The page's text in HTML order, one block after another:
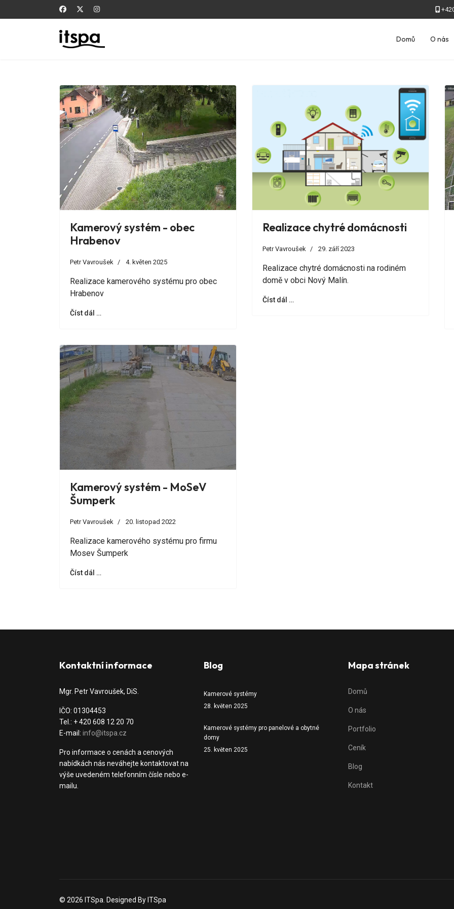
Domů O nás
Kamerový systém - obec
Hrabenov
Petr Vavroušek 4. květen 2025
Realizace kamerového systému pro obec
Hrabenov
Číst dál …
Realizace chytré domácnosti
Petr Vavroušek 29. září 2023
Realizace chytré domácnosti na rodiném
domě v obci Nový Malín.
Číst dál …
Kamerový systém - MoSeV
Šumperk
Petr Vavroušek 20. listopad 2022
Realizace kamerového systému pro firmu
Mosev Šumperk
Číst dál …
Kontaktní informace
Mgr. Petr Vavroušek, DiS.
IČO: 01304453
Tel.: + 420 608 12 20 70
E-mail: info@itspa.cz
Pro informace o cenách a cenových
nabídkách nás neváhejte kontaktovat na
výše uvedeném telefonním čísle nebo e-
mailu.
Blog
Kamerové systémy
28. květen 2025
Kamerové systémy pro panelové a obytné
domy
25. květen 2025
Mapa stránek
Domů
O nás
Portfolio
Ceník
Blog
Kontakt
© 2026 ITSpa. Designed By ITSpa